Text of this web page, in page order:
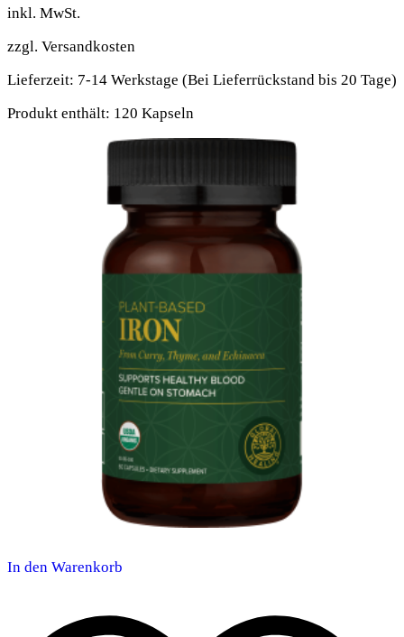
inkl. MwSt.
zzgl. Versandkosten
Lieferzeit: 7-14 Werkstage (Bei Lieferrückstand bis 20 Tage)
Produkt enthält: 120 Kapseln
In den Warenkorb